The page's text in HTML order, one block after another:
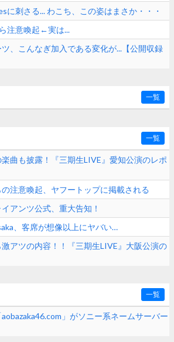
に刺さる... わこち、この姿はまさか・・・
注意喚起←実は...
ツ、こんなぎ加入である変化が...【公開収録
一覧
一覧
楽曲も披露！『三期生LIVE』愛知公演のレポ
の注意喚起、ヤフートップに掲載される
アンツ公式、重大告知！
、客席が想像以上にヤバい…
激アツの内容！！『三期生LIVE』大阪公演の
一覧
aobazaka46.com」がソニー系ネームサーバー